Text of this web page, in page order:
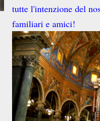
tutte l'intenzione del
familiari e amici!